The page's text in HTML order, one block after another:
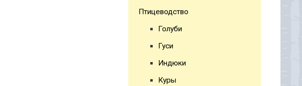
Птицеводство
Голуби
Гуси
Индюки
Куры